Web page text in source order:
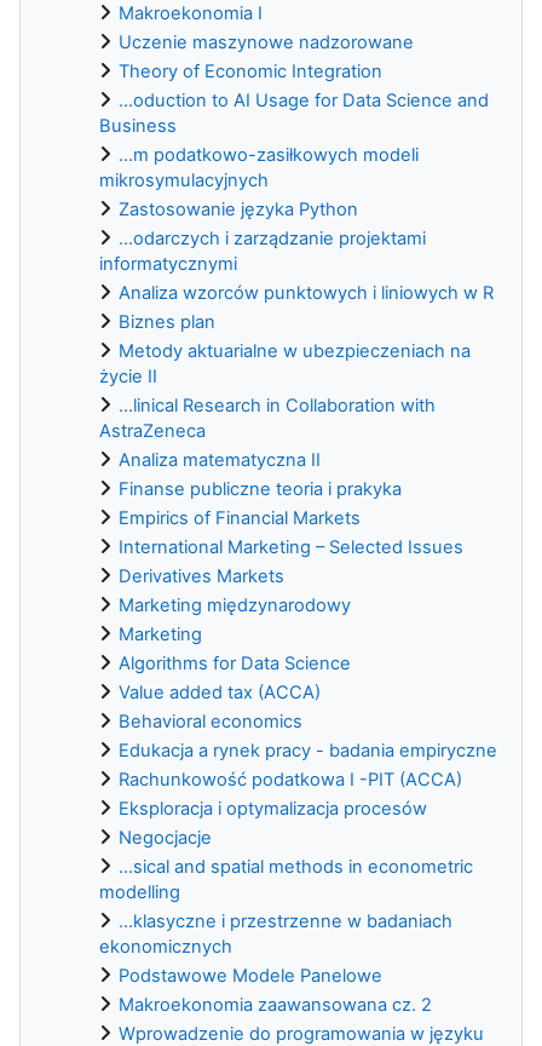
Makroekonomia I
Uczenie maszynowe nadzorowane
Theory of Economic Integration
...oduction to AI Usage for Data Science and
Business
...m podatkowo-zasiłkowych modeli
mikrosymulacyjnych
Zastosowanie języka Python
...odarczych i zarządzanie projektami
informatycznymi
Analiza wzorców punktowych i liniowych w R
Biznes plan
Metody aktuarialne w ubezpieczeniach na
życie II
...linical Research in Collaboration with
AstraZeneca
Analiza matematyczna II
Finanse publiczne teoria i prakyka
Empirics of Financial Markets
International Marketing – Selected Issues
Derivatives Markets
Marketing międzynarodowy
Marketing
Algorithms for Data Science
Value added tax (ACCA)
Behavioral economics
Edukacja a rynek pracy - badania empiryczne
Rachunkowość podatkowa I -PIT (ACCA)
Eksploracja i optymalizacja procesów
Negocjacje
...sical and spatial methods in econometric
modelling
...klasyczne i przestrzenne w badaniach
ekonomicznych
Podstawowe Modele Panelowe
Makroekonomia zaawansowana cz. 2
Wprowadzenie do programowania w języku